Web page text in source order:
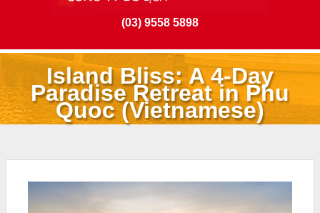
(03) 9558 5898
Island Bliss: A 4-Day
Paradise Retreat in Phu
Quoc (Vietnamese)